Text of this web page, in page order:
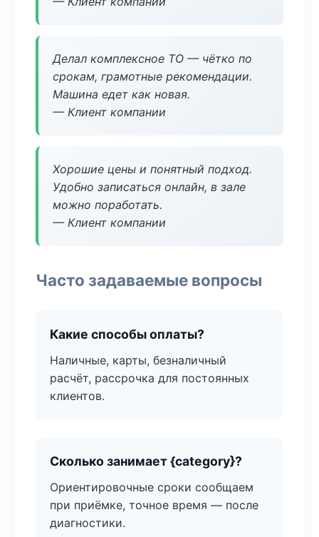
Делал комплексное ТО — чётко по
срокам, грамотные рекомендации.
Машина едет как новая.
— Клиент компании
Хорошие цены и понятный подход.
Удобно записаться онлайн, в зале
можно поработать.
— Клиент компании
Часто задаваемые вопросы
Какие способы оплаты?
Наличные, карты, безналичный
расчёт, рассрочка для постоянных
клиентов.
Сколько занимает {category}?
Ориентировочные сроки сообщаем
при приёмке, точное время — после
диагностики.